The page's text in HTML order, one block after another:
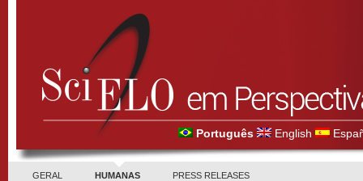
Português English
GERAL HUMANAS PRESS RELEASES